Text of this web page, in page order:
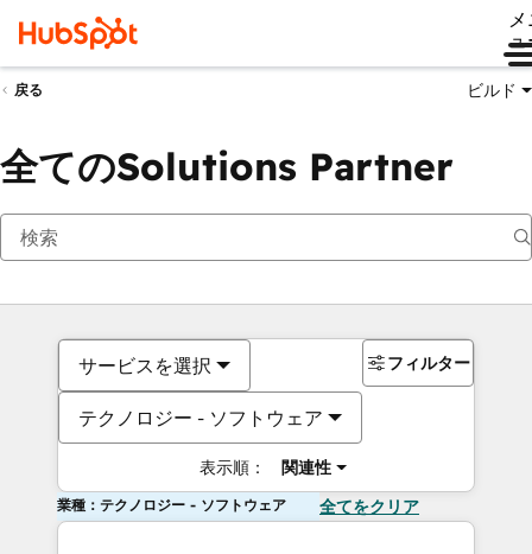
ュ
戻る ビルド
全てのSolutions Partner
サービスを選択
テクノロジー - ソフトウェア
表示順： 関連性
フィルター
業種：テクノロジー - ソフトウェア 全てをクリア